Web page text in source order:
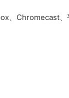
、Chromecast、